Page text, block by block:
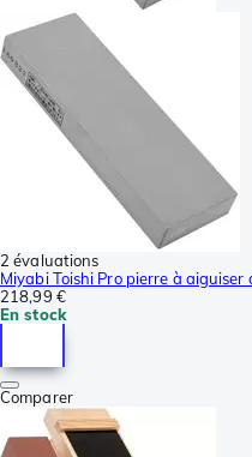
2 évaluations
Miyabi Toishi Pro pierre à
218,99 €
En stock
Comparer